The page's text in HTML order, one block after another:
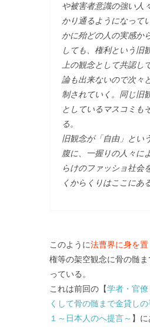
や被害者意識の強い人
かり通るようになって
かに殆どの人の実感か
しても、権利という旧
上の観念として共認し
論も出来ないので次々
制されていく。同じ旧
としているマスコミも
る。
旧観念が「自由」とい
腹に、一握りの人々に
らけのファッショ社会
くからくりはここにあ
このように法曹界に身を
権等の架空観念に骨の髄
っている。
これは前回の【学者・官
くして骨の髄まで金貸し
１～日本人のへ提言～ 】に